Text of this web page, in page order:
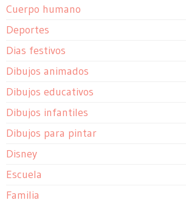
Cuerpo humano
Deportes
Dias festivos
Dibujos animados
Dibujos educativos
Dibujos infantiles
Dibujos para pintar
Disney
Escuela
Familia